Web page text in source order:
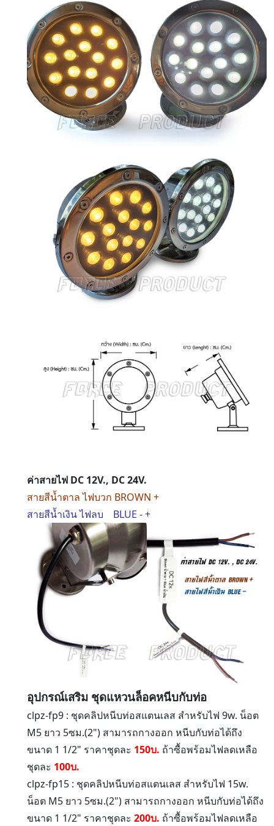
ค่าสายไฟ DC 12V., DC 24V.
สายสีน้ำตาล ไฟบวก BROWN +
สายสีน้ำเงิน ไฟลบ BLUE - +
อุปกรณ์เสริม ชุดแหวนล็อคหนีบกับท่อ
clpz-fp9 : ชุดคลิปหนีบท่อสแตนเลส สำหรับไฟ 9w. น็อต
M5 ยาว 5ซม.(2") สามารถกางออก หนีบกับท่อได้ถึง
ขนาด 1 1/2" ราคาชุดละ 150บ. ถ้าซื้อพร้อมไฟลดเหลือ
ชุดละ 100บ.
clpz-fp15 : ชุดคลิปหนีบท่อสแตนเลส สำหรับไฟ 15w.
น็อต M5 ยาว 5ซม.(2") สามารถกางออก หนีบกับท่อได้ถึง
ขนาด 1 1/2" ราคาชุดละ 200บ. ถ้าซื้อพร้อมไฟลดเหลือ